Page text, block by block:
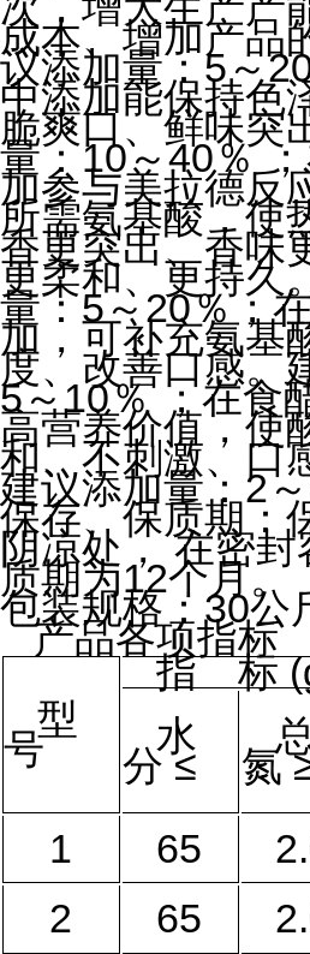
成本、增加产品
议添加量：5～
中添加能保持色
脆爽口、鲜味突
量：10～40％
加参与美拉德反
所需氨基酸，使
香更突出、香味
更柔和、更持久
量：5～ 20％；
加，可补充氨基
度、改善口感。
5～10％ ；在食
高营养价值，使
和、不刺激、口
建议添加量： 2～
保存、保质期：
阴凉处， 在密封
质期为12个月。
包装规格： 30公
产品各项指标
型
号
指 标
水
分 ≤ 氮
1
65
2
65